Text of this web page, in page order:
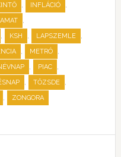
, INFLÁCIÓ ,
,
, KSH , LAPSZEMLE ,
, METRÓ ,
, PIAC ,
, TŐZSDE ,
, ZONGORA